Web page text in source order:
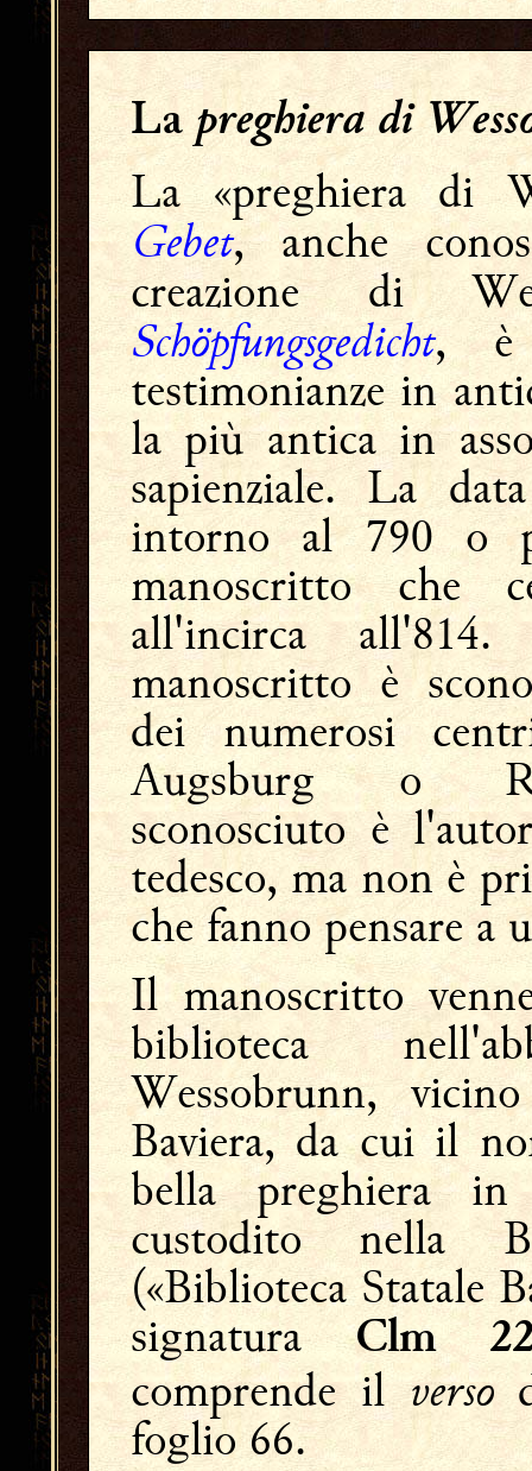
La preghiera di
La «preghiera di
Gebet, anche
creazione di
Schöpfungsgedicht, è
testimonianze in
la più antica in
sapienziale. La
intorno al 790 o
manoscritto che
all'incirca
manoscritto è
dei numerosi
Augsburg o
sconosciuto è
tedesco, ma non è
che fanno pensare a
Il manoscritto
biblioteca
Wessobrunn,
Baviera, da cui il
bella preghiera
custodito nella
(«Biblioteca Statale
signaturaClm
comprende il verso
foglio 66.